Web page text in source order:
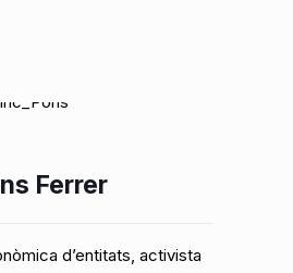
Ferrer
d’entitats, activista